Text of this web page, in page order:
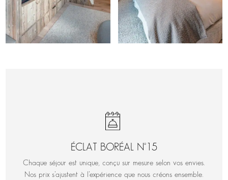
ÉCLAT BORÉAL N°15
Chaque séjour est unique, conçu sur mesure selon vos envies.
Nos prix s’ajustent à l’expérience que nous créons ensemble.